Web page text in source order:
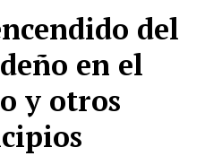
del
en el
y otros